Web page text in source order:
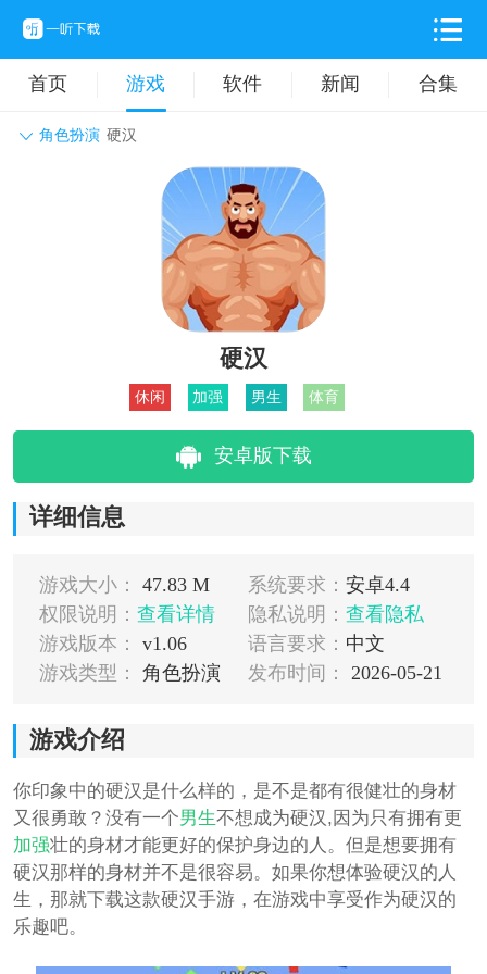
首页 游戏 软件 新闻 合集
角色扮演 硬汉
动作格斗 休闲益智
卡牌对战 音乐舞蹈
挂机养成
硬汉
休闲 加强 男生 体育
安卓版下载
详细信息
游戏大小： 47.83 M 系统要求： 安卓4.4
权限说明： 查看详情 隐私说明： 查看隐私
游戏版本：
v1.06 语言要求： 中文
游戏类型：
角色扮演 发布时间： 2026-05-21
游戏介绍
你印象中的硬汉是什么样的，是不是都有很健壮的身材
又很勇敢？没有一个男生不想成为硬汉,因为只有拥有更
加强壮的身材才能更好的保护身边的人。但是想要拥有
硬汉那样的身材并不是很容易。如果你想体验硬汉的人
生，那就下载这款硬汉手游，在游戏中享受作为硬汉的
乐趣吧。